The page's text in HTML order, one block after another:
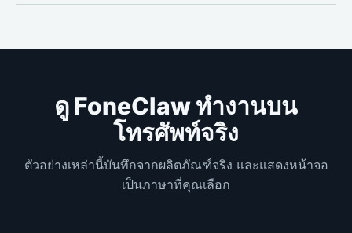
ดู FoneClaw ทำงานบน
โทรศัพท์จริง
ตัวอย่างเหล่านี้บันทึกจากผลิตภัณฑ์จริง และแสดงหน้าจอ
เป็นภาษาที่คุณเลือก